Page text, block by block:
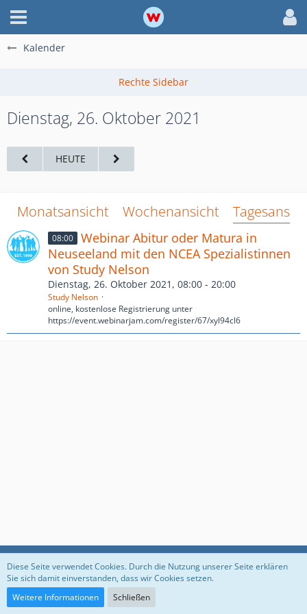
Kalender
Dienstag, 26. Oktober 2021
HEUTE
Monatsansicht Wochenansicht
08:00
Webinar Abitur oder Matura in
Neuseeland mit den NCEA Spezialistinnen
von Study Nelson
Dienstag, 26. Oktober 2021, 08:00 - 20:00
Study Nelson
online, kostenlose Registrierung unter
https://event.webinarjam.com/register/67/xyl94cl6
Datenschutzerklärung Impressum
Diese Seite verwendet Cookies. Durch die Nutzung unserer Seite erklären
Sie sich damit einverstanden, dass wir Cookies setzen.
Weitere Informationen
Schließen